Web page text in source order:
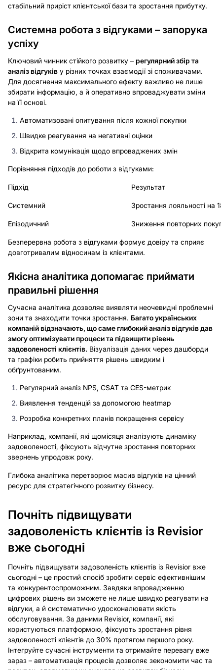
стабільний приріст клієнтської бази та зростання прибутку.
Системна робота з відгуками – запорука
успіху
Ключовий чинник стійкого розвитку – регулярний збір та
аналіз відгуків у різних точках взаємодії зі споживачами.
Для досягнення максимального ефекту важливо не лише
збирати інформацію, а й оперативно впроваджувати зміни
на її основі.
Автоматизовані опитування після кожної покупки
Швидке реагування на негативні оцінки
Відкрита комунікація щодо впроваджених змін
Порівняння підходів до роботи з відгуками:
Підхід Результат
Системний Зростання лояльності на
Епізодичний Зниження повторних
Безперервна робота з відгуками формує довіру та сприяє
довготривалим відносинам із клієнтами.
Якісна аналітика допомагає приймати
правильні рішення
Сучасна аналітика дозволяє виявляти неочевидні проблемні
зони та знаходити точки зростання. Багато українських
компаній відзначають, що саме глибокий аналіз відгуків дав
змогу оптимізувати процеси та підвищити рівень
задоволеності клієнтів. Візуалізація даних через дашборди
та графіки робить прийняття рішень швидким і
обґрунтованим.
Регулярний аналіз NPS, CSAT та CES-метрик
Виявлення тенденцій за допомогою heatmap
Розробка конкретних планів покращення сервісу
Наприклад, компанії, які щомісяця аналізують динаміку
задоволеності, фіксують відчутне зростання повторних
звернень упродовж року.
Глибока аналітика перетворює масив відгуків на цінний
ресурс для стратегічного розвитку бізнесу.
Почніть підвищувати
задоволеність клієнтів із Revisior
вже сьогодні
Почніть підвищувати задоволеність клієнтів із Revisior вже
сьогодні – це простий спосіб зробити сервіс ефективнішим
та конкурентоспроможним. Завдяки впровадженню
цифрових рішень ви зможете не лише швидко реагувати на
відгуки, а й систематично удосконалювати якість
обслуговування. За даними Revisior, компанії, які
користуються платформою, фіксують зростання рівня
задоволеності клієнтів до 30% протягом першого року.
Інтегруйте сучасні інструменти та отримайте перевагу вже
зараз – автоматизація процесів дозволяє зекономити час та